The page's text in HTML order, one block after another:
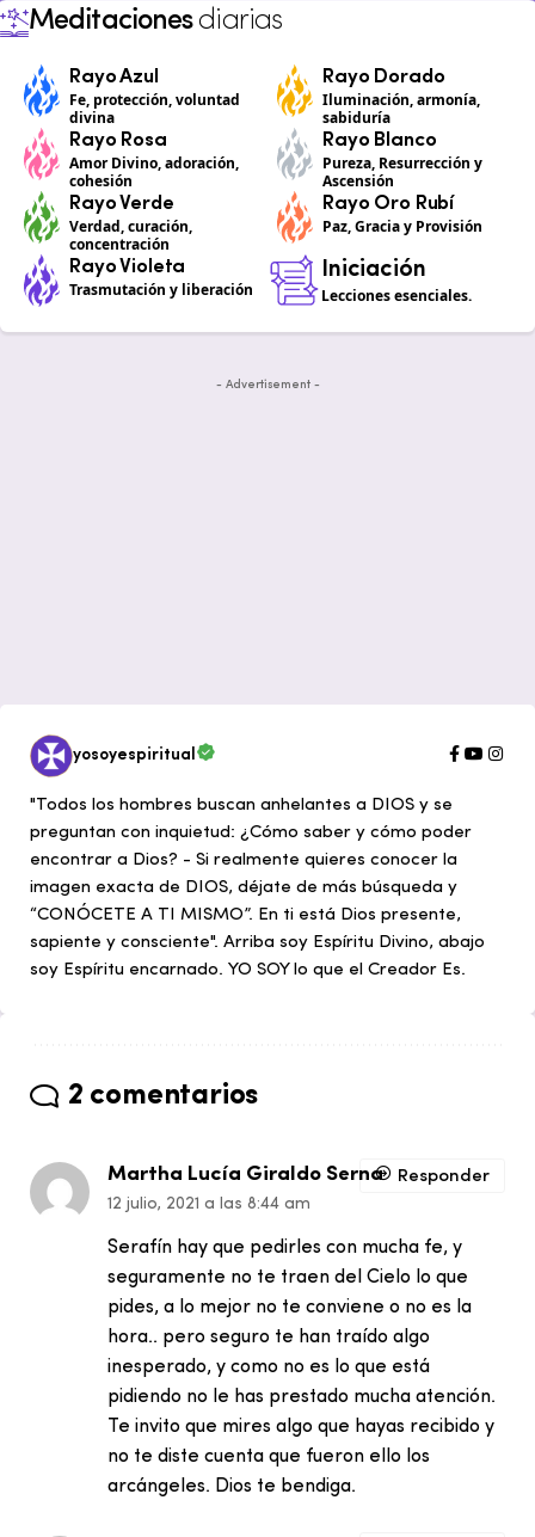
Meditacionesdiarias
Rayo Azul
Fe, protección, voluntad
divina
Rayo Dorado
Iluminación, armonía,
sabiduría
Rayo Rosa
Amor Divino, adoración,
cohesión
Rayo Blanco
Pureza, Resurrección y
Ascensión
Rayo Verde
Verdad, curación,
concentración
Rayo Oro Rubí
Paz, Gracia y Provisión
Rayo Violeta
Trasmutación y liberación
Iniciación
Lecciones esenciales.
- Advertisement -
yosoyespiritual
"Todos los hombres buscan anhelantes a DIOS y se
preguntan con inquietud: ¿Cómo saber y cómo poder
encontrar a Dios? - Si realmente quieres conocer la
imagen exacta de DIOS, déjate de más búsqueda y
“CONÓCETE A TI MISMO”. En ti está Dios presente,
sapiente y consciente". Arriba soy Espíritu Divino, abajo
soy Espíritu encarnado. YO SOY lo que el Creador Es.
2 comentarios
Martha Lucía Giraldo Serna
12 julio, 2021 a las 8:44 am
Serafín hay que pedirles con mucha fe, y
seguramente no te traen del Cielo lo que
pides, a lo mejor no te conviene o no es la
hora.. pero seguro te han traído algo
inesperado, y como no es lo que está
pidiendo no le has prestado mucha atención.
Te invito que mires algo que hayas recibido y
no te diste cuenta que fueron ello los
arcángeles. Dios te bendiga.
Responder